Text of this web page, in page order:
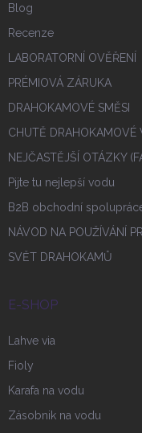
Blog
Recenze
LABORATORNÍ OVĚŘENÍ
PRÉMIOVÁ ZÁRUKA
DRAHOKAMOVÉ SMĚSI
CHUTĚ DRAHOKAMOVÉ
NEJČASTĚJŠÍ OTÁZKY
Pijte tu nejlepší vodu
B2B obchodní
NÁVOD NA POUŽÍVÁNÍ
SVĚT DRAHOKAMŮ
E-SHOP
Lahve via
Fioly
Karafa na vodu
Zásobnik na vodu